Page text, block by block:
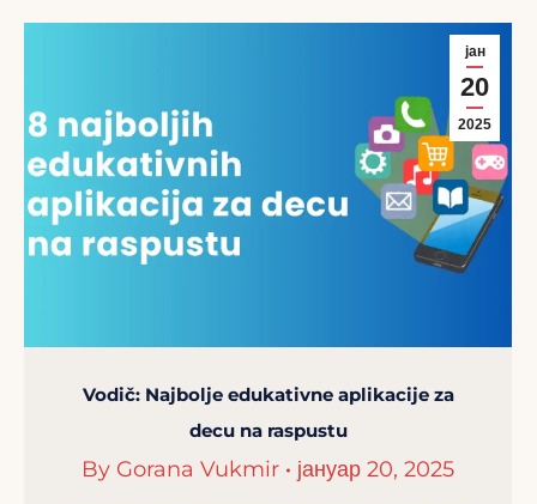
јан
20
2025
Vodič: Najbolje edukativne aplikacije za
decu na raspustu
By Gorana Vukmir
јануар 20, 2025